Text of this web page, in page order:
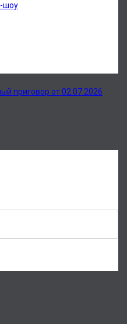
шоу
приговор от 02.07.2026